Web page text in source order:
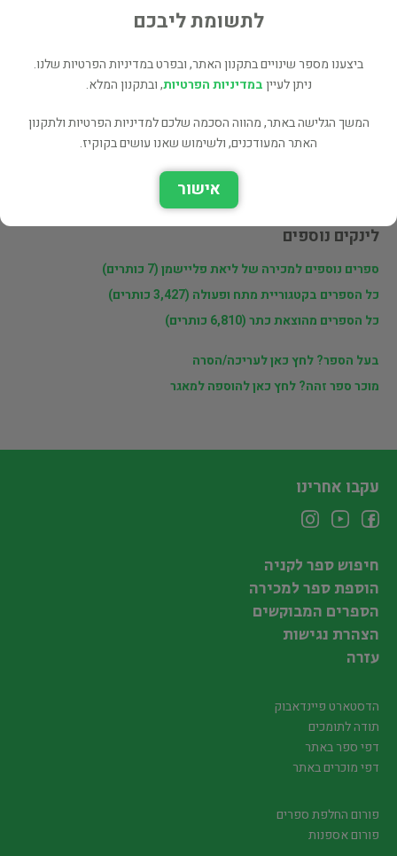
פרטי המוכר
לינקים נוספים
ספרים נוספים למכירה של ליאת פליישמן (7 כותרים)
כל הספרים בקטגוריית מתח ופעולה (3,427 כותרים)
כל הספרים מהוצאת כתר (6,810 כותרים)
בעל הספר? לחץ כאן לעריכה/הסרה
מוכר ספר זהה? לחץ כאן להוספה למאגר
לתשומת ליבכם
ביצענו מספר שינויים בתקנון האתר, ובפרט במדיניות הפרטיות שלנו.
ניתן לעייןבמדיניות הפרטיות, ובתקנון המלא.
המשך הגלישה באתר, מהווה הסכמה שלכם למדיניות הפרטיות ולתקנון
האתר המעודכנים, ולשימוש שאנו עושים בקוקיז.
אישור
עקבו אחרינו
חיפוש ספר לקניה
הוספת ספר למכירה
הספרים המבוקשים
הצהרת נגישות
עזרה
הדסטארט פיינדאבוק
תודה לתומכים
דפי ספר באתר
דפי מוכרים באתר
פורום החלפת ספרים
פורום אספנות